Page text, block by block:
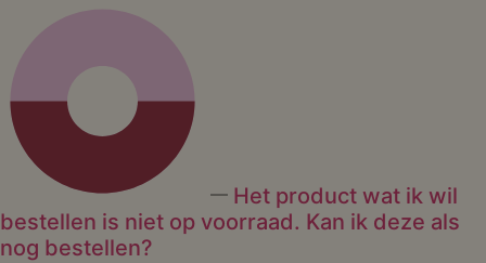
Het product wat ik wil
bestellen is niet op voorraad. Kan ik deze als
nog bestellen?